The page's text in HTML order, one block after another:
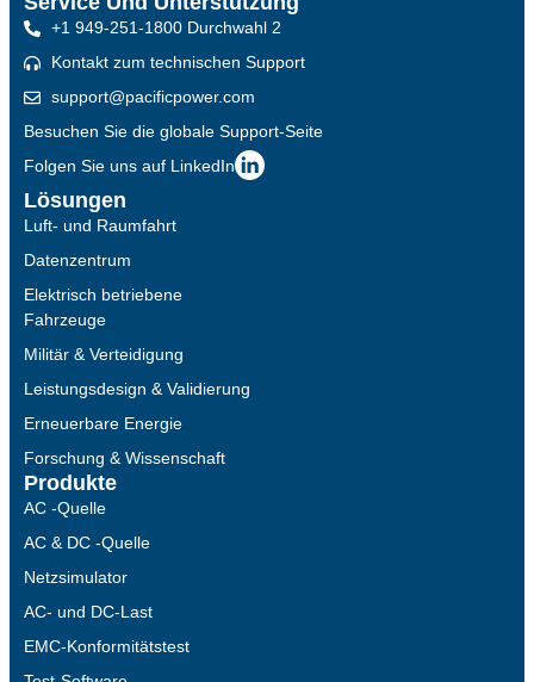
Lösungen
Luft- und Raumfahrt
Datenzentrum
Elektrisch betriebene
Fahrzeuge
Militär & Verteidigung
Leistungsdesign & Validierung
Erneuerbare Energie
Forschung & Wissenschaft
Produkte
AC -Quelle
AC & DC -Quelle
Netzsimulator
AC- und DC-Last
EMC-Konformitätstest
+1 949-251-1800 Durchwahl 2
Kontakt zum technischen Support
support@pacificpower.com
Besuchen Sie die globale Support-Seite
Folgen Sie uns auf LinkedIn